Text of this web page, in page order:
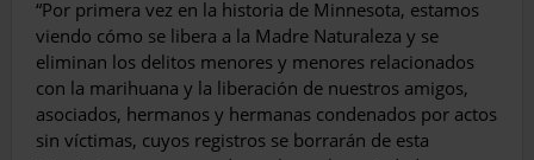
“Por primera vez en la historia de Minnesota, estamos
viendo cómo se libera a la Madre Naturaleza y se
eliminan los delitos menores y menores relacionados
con la marihuana y la liberación de nuestros amigos,
asociados, hermanos y hermanas condenados por actos
sin víctimas, cuyos registros se borrarán de esta